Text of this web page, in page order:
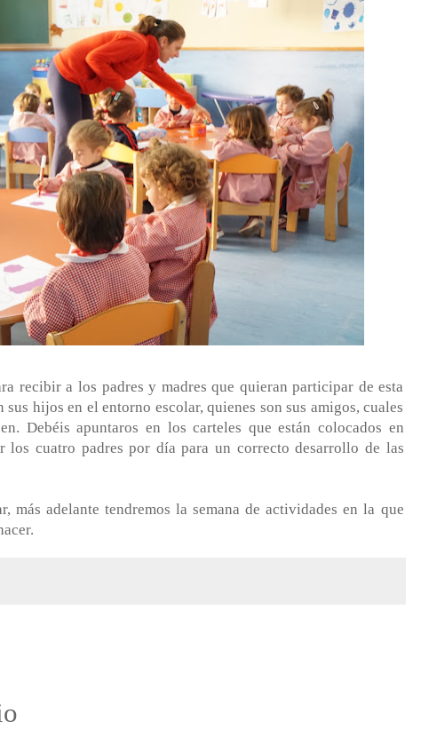
recibir a los padres y madres que quieran participar de esta
hijos en el entorno escolar, quienes son sus amigos, cuales
Debéis apuntaros en los carteles que están colocados en
los cuatro padres por día para un correcto desarrollo de las
más adelante tendremos la semana de actividades en la que